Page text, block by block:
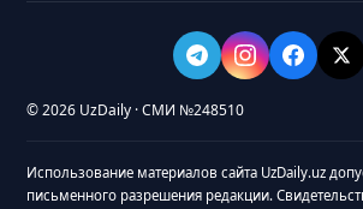
© 2026 UzDaily · СМИ №248510
Использование материалов сайта UzDaily.uz
письменного разрешения редакции.